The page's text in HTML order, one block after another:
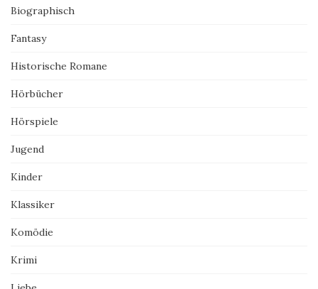
Biographisch
Fantasy
Historische Romane
Hörbücher
Hörspiele
Jugend
Kinder
Klassiker
Komödie
Krimi